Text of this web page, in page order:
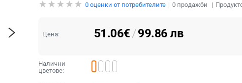
0оценки от потребителите 0продажби
Цена: 51.06€/99.86 лв
Налични
цветове: